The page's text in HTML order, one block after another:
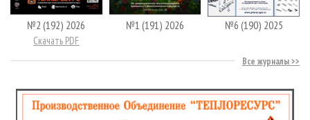
№2 (192) 2026
Скачать PDF
№1 (191) 2026 №6 (190) 2025
Все журналы